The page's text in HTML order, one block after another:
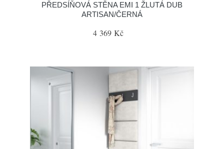
PŘEDSÍŇOVÁ STĚNA EMI 1 ŽLUTÁ DUB
ARTISAN/ČERNÁ
4 369 Kč